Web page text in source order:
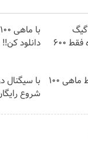
⏳فرصت محدود!! 3000گیگ
اینترنت خانگی 180 روزه فقط 600
دانلود کن!!
3000 گیگ اینترنت؛ فقط ماهی 100
با
شروع